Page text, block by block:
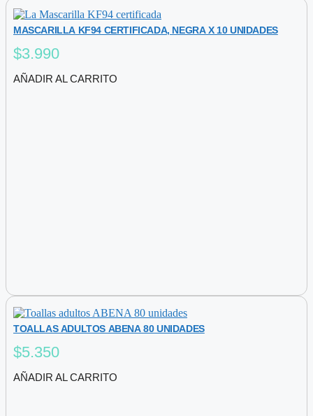
MASCARILLA KF94 CERTIFICADA, NEGRA X 10 UNIDADES
$3.990
AÑADIR AL CARRITO
TOALLAS ADULTOS ABENA 80 UNIDADES
$5.350
AÑADIR AL CARRITO